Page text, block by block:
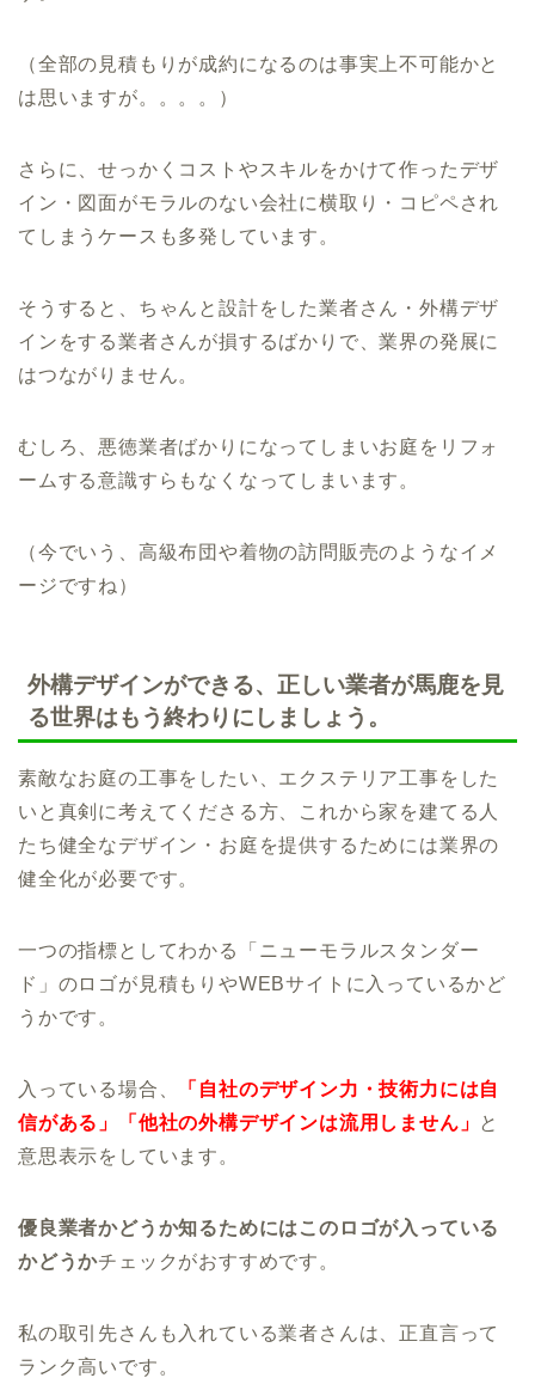
（全部の見積もりが成約になるのは事実上不可能かと
は思いますが。。。。）
さらに、せっかくコストやスキルをかけて作ったデザ
イン・図面がモラルのない会社に横取り・コピペされ
てしまうケースも多発しています。
そうすると、ちゃんと設計をした業者さん・外構デザ
インをする業者さんが損するばかりで、業界の発展に
はつながりません。
むしろ、悪徳業者ばかりになってしまいお庭をリフォ
ームする意識すらもなくなってしまいます。
（今でいう、高級布団や着物の訪問販売のようなイメ
ージですね）
外構デザインができる、正しい業者が馬鹿を見
る世界はもう終わりにしましょう。
素敵なお庭の工事をしたい、エクステリア工事をした
いと真剣に考えてくださる方、これから家を建てる人
たち健全なデザイン・お庭を提供するためには業界の
健全化が必要です。
一つの指標としてわかる「ニューモラルスタンダー
ド」のロゴが見積もりやWEBサイトに入っているかど
うかです。
入っている場合、
「自社のデザイン力・技術力には自
信がある」「他社の外構デザインは流用しません」 と
意思表示をしています。
優良業者かどうか知るためにはこのロゴが入っている
かどうかチェックがおすすめです。
私の取引先さんも入れている業者さんは、正直言って
ランク高いです。